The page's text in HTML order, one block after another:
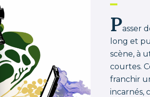
Passer
long et
scène, à
courtes.
franchir
incarnés,